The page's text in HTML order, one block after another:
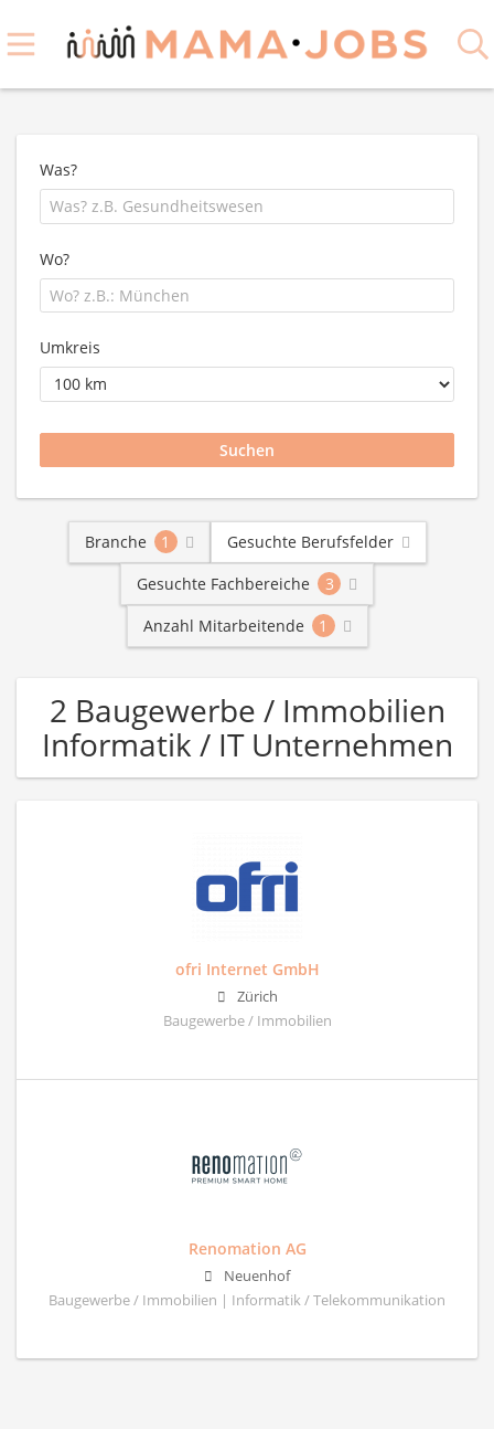
Was?
Wo?
Umkreis
Branche 1
Gesuchte Berufsfelder
Gesuchte Fachbereiche
3
Anzahl Mitarbeitende
1
2 Baugewerbe / Immobilien
Informatik / IT Unternehmen
ofri Internet GmbH
Zürich
Baugewerbe / Immobilien
Renomation AG
Neuenhof
Baugewerbe / Immobilien | Informatik / Telekommunikation